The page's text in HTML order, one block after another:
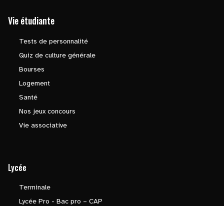
Vie étudiante
Tests de personnalité
Quiz de culture générale
Bourses
Logement
Santé
Nos jeux concours
Vie associative
Lycée
Terminale
Lycée Pro - Bac pro – CAP